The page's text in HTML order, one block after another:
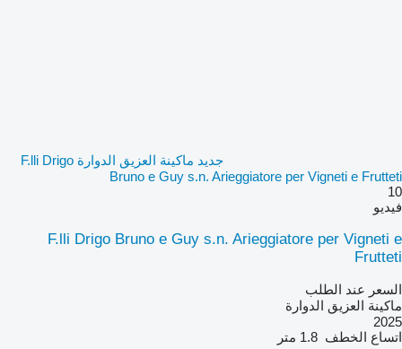
جديد ماكينة العزيق الدوارة F.lli Drigo
Bruno e Guy s.n. Arieggiatore per Vigneti e Frutteti
10
فيديو
F.lli Drigo Bruno e Guy s.n. Arieggiatore per Vigneti e
Frutteti
السعر عند الطلب
ماكينة العزيق الدوارة
2025
اتساع الخطف 1.8 متر